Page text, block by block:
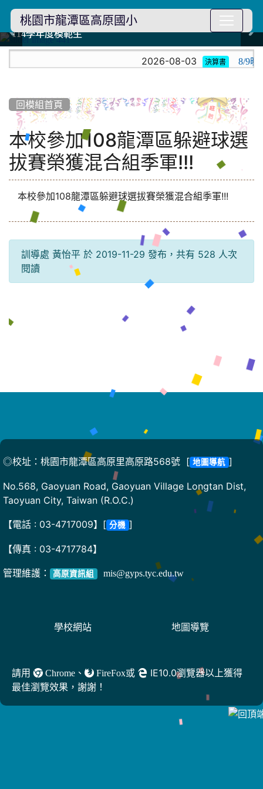
桃園市龍潭區高原國小
114學年度模範生
114學年度模範生
高原110 追夢向前行
高原110 追夢向前行
橄欖樹群
橄欖樹群
:::
2026-08-03 決算書 8/9晚
回模組首頁
本校參加108龍潭區躲避球選
拔賽榮獲混合組季軍!!!
本校參加108龍潭區躲避球選拔賽榮獲混合組季軍!!!
訓導處 黃怡平 於 2019-11-29 發布，共有 528 人次
閱讀
◎校址：桃園市龍潭區高原里高原路568號 [ 地圖導航 ]
No.568, Gaoyuan Road, Gaoyuan Village Longtan Dist,
Taoyuan City, Taiwan (R.O.C.)
【電話 : 03-4717009】[ 分機 ]
【傳真 : 03-4717784】
管理維護： 高原資訊組 mis@gyps.tyc.edu.tw
學校網站 地圖導覽
請用 Chrome 、 FireFox或
IE10.0瀏覽器以上獲得
最佳瀏覽效果，謝謝！